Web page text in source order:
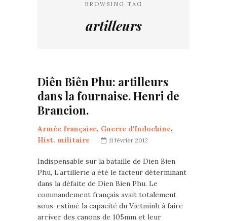
BROWSING TAG
artilleurs
Diên Biên Phu: artilleurs
dans la fournaise. Henri de
Brancion.
Armée française, Guerre d'Indochine,
Hist. militaire
11 février 2012
Indispensable sur la bataille de Dien Bien
Phu, L’artillerie a été le facteur déterminant
dans la défaite de Dien Bien Phu. Le
commandement français avait totalement
sous-estimé la capacité du Vietminh à faire
arriver des canons de 105mm et leur